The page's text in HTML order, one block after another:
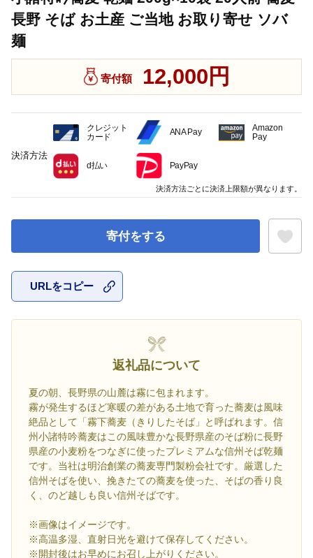
長野 そば お土産 ご当地 お取り寄せ ソバ
麺
寄付額 12,000円
寄付をする
URLをコピー
返礼品について
夏の朝、長野県の山麓は霧に包まれます。
霧が発生するほど寒暖の差がある土地で育った蕎麦は風味
絶品として「霧下蕎麦（きりしたそば」と呼ばれます。信
州小諸特吟蕎麦はこの風味豊かな長野県産のそば粉に長野
県産の小麦粉をつなぎに使ったプレミアムな信州そば乾麺
です。当社は明治創業の蕎麦専門製粉会社です。厳選した
信州そばを使い、挽きたての蕎麦を使った、そばの香り良
く、のど越しも良い信州そばです。
※画像はイメージです。
※高温多湿、直射日光を避けて保存してください。
※開封後はお早めにお召し上がりください。
決済方法
クレジット
カード
ANA Pay
Amazon
Pay
d払い PayPay
決済方法ごとに決済上限額が異なります。